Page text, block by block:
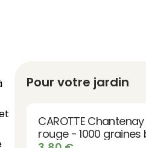
Pour votre jardin
CAROTTE
rouge - 1000 graines